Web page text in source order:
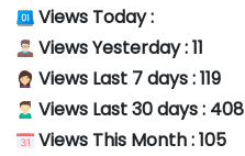
Views Today :
Views Yesterday : 11
Views Last 7 days : 119
Views Last 30 days : 408
Views This Month : 105